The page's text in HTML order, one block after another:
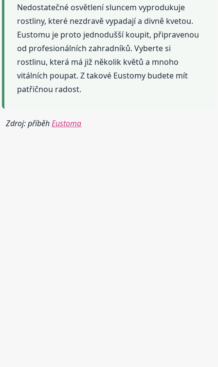
Nedostatečné osvětlení sluncem vyprodukuje
rostliny, které nezdravě vypadají a divně kvetou.
Eustomu je proto jednodušší koupit, připravenou
od profesionálních zahradníků. Vyberte si
rostlinu, která má již několik květů a mnoho
vitálních poupat. Z takové Eustomy budete mít
patřičnou radost.
Zdroj: příběhEustoma